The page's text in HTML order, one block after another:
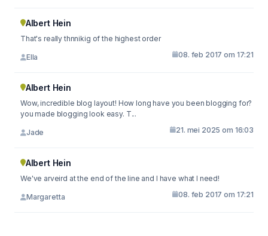
Albert Hein
That's really thnnikig of the highest order
Ella 08. feb 2017 om 17:21
Albert Hein
Wow, incredible blog layout! How long have you been blogging for?
you made blogging look easy. T...
Jade 21. mei 2025 om 16:03
Albert Hein
We've arveird at the end of the line and I have what I need!
Margaretta 08. feb 2017 om 17:21